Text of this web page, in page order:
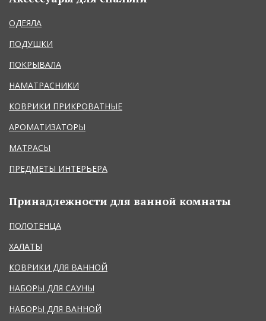
ОДЕЯЛА
ПОДУШКИ
ПОКРЫВАЛА
НАМАТРАСНИКИ
КОВРИКИ ПРИКРОВАТНЫЕ
АРОМАТИЗАТОРЫ
МАТРАСЫ
ПРЕДМЕТЫ ИНТЕРЬЕРА
Принадлежности для ванной комнаты
ПОЛОТЕНЦА
ХАЛАТЫ
КОВРИКИ ДЛЯ ВАННОЙ
НАБОРЫ ДЛЯ САУНЫ
НАБОРЫ ДЛЯ ВАННОЙ